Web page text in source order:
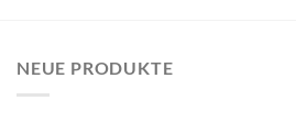
NEUE PRODUKTE